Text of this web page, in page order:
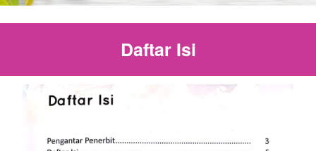
Daftar Isi